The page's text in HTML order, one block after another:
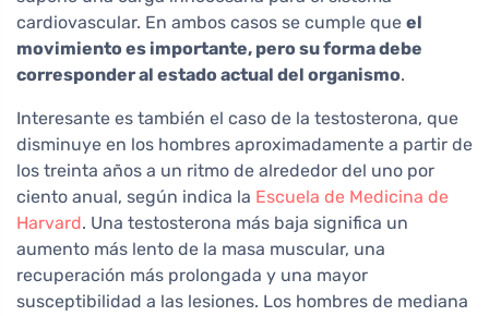
cardiovascular. En ambos casos se cumple que el
movimiento es importante, pero su forma debe
corresponder al estado actual del organismo.
Interesante es también el caso de la testosterona, que
disminuye en los hombres aproximadamente a partir de
los treinta años a un ritmo de alrededor del uno por
ciento anual, según indica la Escuela de Medicina de
Harvard. Una testosterona más baja significa un
aumento más lento de la masa muscular, una
recuperación más prolongada y una mayor
susceptibilidad a las lesiones. Los hombres de mediana